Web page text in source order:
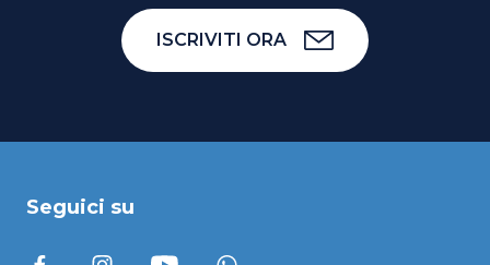
ISCRIVITI ORA
Seguici su